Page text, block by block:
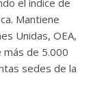
Mantiene
Unidas, OEA,
más de 5.000
sedes de la